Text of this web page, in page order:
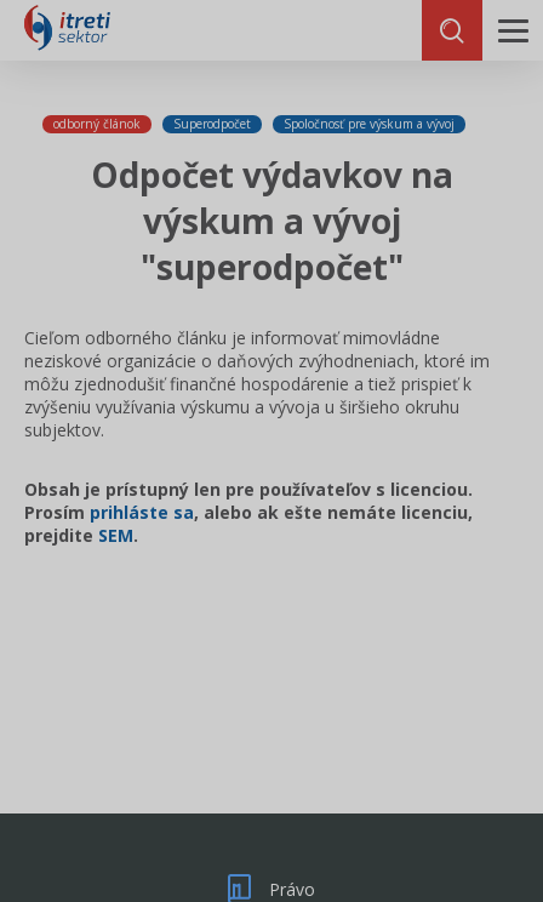
odborný článok Superodpočet Spoločnosť pre výskum a vývoj
Odpočet výdavkov na
výskum a vývoj
"superodpočet"
Cieľom odborného článku je informovať mimovládne
neziskové organizácie o daňových zvýhodneniach, ktoré im
môžu zjednodušiť finančné hospodárenie a tiež prispieť k
zvýšeniu využívania výskumu a vývoja u širšieho okruhu
subjektov.
Obsah je prístupný len pre používateľov s licenciou.
Prosím prihláste sa, alebo ak ešte nemáte licenciu,
prejdite SEM.
Právo